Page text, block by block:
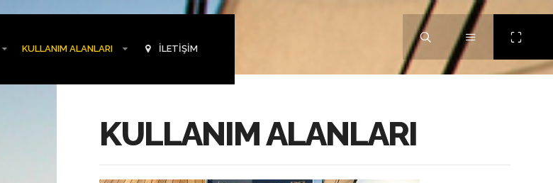
KULLANIM ALANLARI İLETİŞİM
KULLANIM ALANLARI